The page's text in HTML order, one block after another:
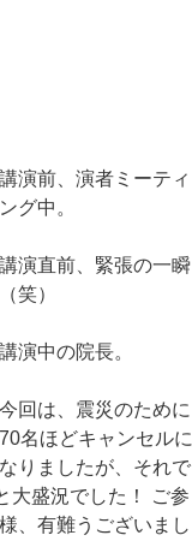
講演前、演者ミーティ
ング中。
講演直前、緊張の一瞬
（笑）
講演中の院長。
今回は、震災のために
70名ほどキャンセルに
なりましたが、それで
大盛況でした！ ご参
、有難うございまし